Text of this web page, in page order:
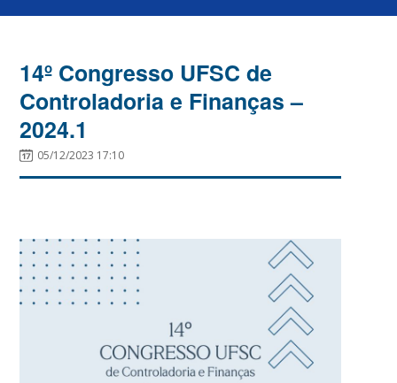
14º Congresso UFSC de
Controladoria e Finanças –
2024.1
05/12/2023 17:10